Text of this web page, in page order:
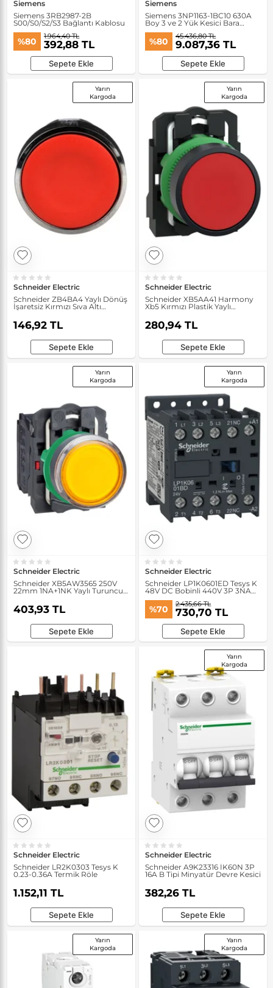
Siemens
Siemens 3RB2987-2B
S00/S0/S2/S3 Bağlantı Kablosu
%80 1.964,40 TL
392,88 TL
Sepete Ekle
Siemens
Siemens 3NP1163-1BC10 630A
Boy 3 ve 2 Yük Kesici Bara
Bağlantısı
%80 45.436,80 TL
9.087,36 TL
Sepete Ekle
Yarın
Kargoda
Schneider Electric
Schneider ZB4BA4 Yaylı Dönüş
İşaretsiz Kırmızı Sıva Altı
146,92 TL
Sepete Ekle
Yarın
Kargoda
Schneider Electric
Schneider XB5AA41 Harmony
Xb5 Kırmızı Plastik Yaylı
280,94 TL
Sepete Ekle
Yarın
Kargoda
Schneider Electric
Schneider XB5AW3565 250V
22mm 1NA+1NK Yaylı Turuncu
403,93 TL
Sepete Ekle
Yarın
Kargoda
Schneider Electric
Schneider LP1K0601ED Tesys K
48V DC Bobinli 440V 3P 3NA
%70 2.435,66 TL
730,70 TL
Sepete Ekle
Schneider Electric
Schneider LR2K0303 Tesys K
0.23-0.36A Termik Röle
1.152,11 TL
Sepete Ekle
Yarın
Kargoda
Schneider Electric
Schneider A9K23316 İK60N 3P
16A B Tipi Minyatür Devre Kesici
382,26 TL
Sepete Ekle
Yarın
Kargoda
Yarın
Kargoda